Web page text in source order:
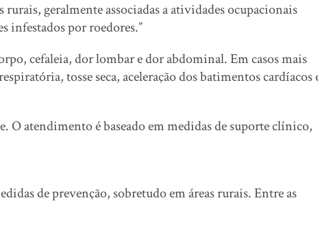
geralmente associadas a atividades ocupacionais
infestados por roedores.”
cefaleia, dor lombar e dor abdominal. Em casos mais
tosse seca, aceleração dos batimentos cardíacos
O atendimento é baseado em medidas de suporte clínico,
de prevenção, sobretudo em áreas rurais. Entre as